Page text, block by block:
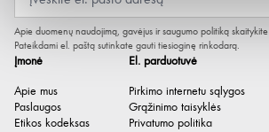
Tankis
Tankio sąlygos esant 20°C
Turinio svoris
Sandėliavimo trukmė po
pagaminimo
36 mėn.
Įmonė
Apie mus
Paslaugos
Etikos kodeksas
El. parduotuvė
Pirkimo internetu sąlygos
Grąžinimo taisyklės
Privatumo politika
Apie duomenų naudojimą, gavėjus ir saugumo politiką skaitykite
Pateikdami el. paštą sutinkate gauti tiesioginę rinkodarą.